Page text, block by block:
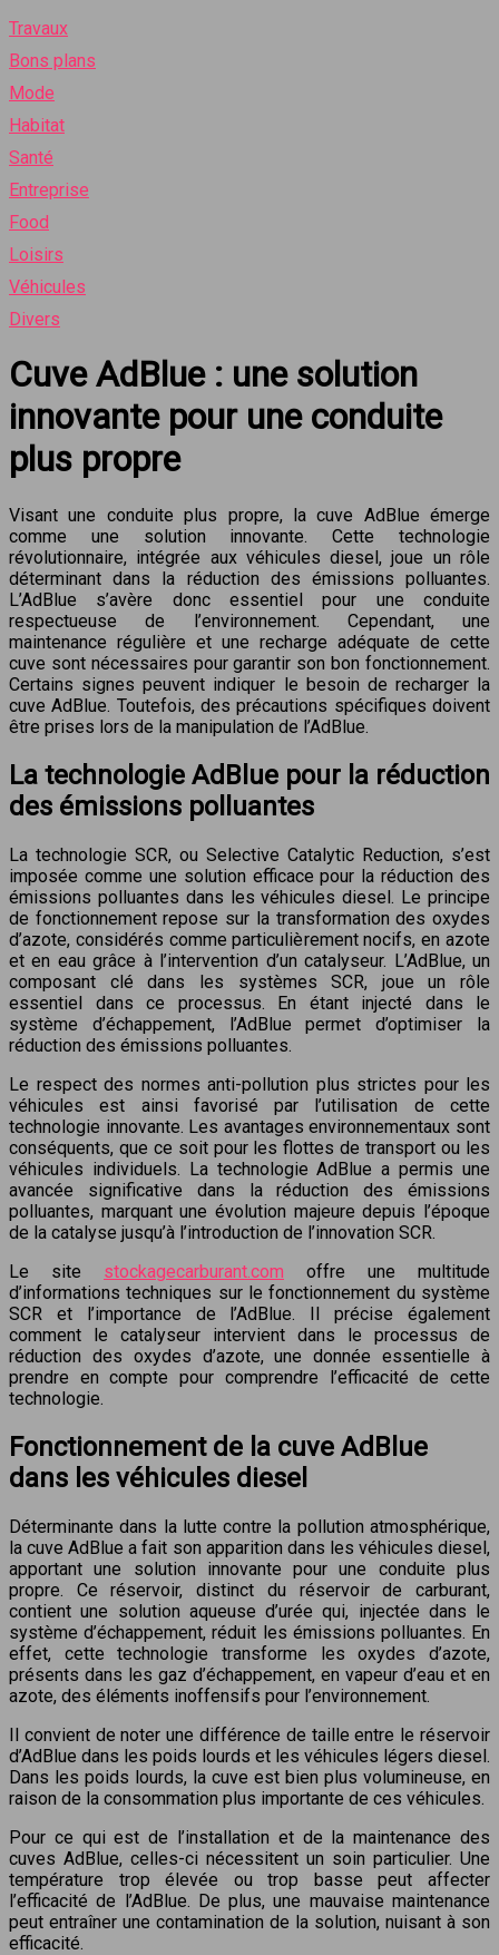
Travaux
Bons plans
Mode
Habitat
Santé
Entreprise
Food
Loisirs
Véhicules
Divers
Cuve AdBlue : une solution
innovante pour une conduite
plus propre
Visant une conduite plus propre, la cuve AdBlue émerge
comme une solution innovante. Cette technologie
révolutionnaire, intégrée aux véhicules diesel, joue un rôle
déterminant dans la réduction des émissions polluantes.
L’AdBlue s’avère donc essentiel pour une conduite
respectueuse de l’environnement. Cependant, une
maintenance régulière et une recharge adéquate de cette
cuve sont nécessaires pour garantir son bon fonctionnement.
Certains signes peuvent indiquer le besoin de recharger la
cuve AdBlue. Toutefois, des précautions spécifiques doivent
être prises lors de la manipulation de l’AdBlue.
La technologie AdBlue pour la réduction
des émissions polluantes
La technologie SCR, ou Selective Catalytic Reduction, s’est
imposée comme une solution efficace pour la réduction des
émissions polluantes dans les véhicules diesel. Le principe
de fonctionnement repose sur la transformation des oxydes
d’azote, considérés comme particulièrement nocifs, en azote
et en eau grâce à l’intervention d’un catalyseur. L’AdBlue, un
composant clé dans les systèmes SCR, joue un rôle
essentiel dans ce processus. En étant injecté dans le
système d’échappement, l’AdBlue permet d’optimiser la
réduction des émissions polluantes.
Le respect des normes anti-pollution plus strictes pour les
véhicules est ainsi favorisé par l’utilisation de cette
technologie innovante. Les avantages environnementaux sont
conséquents, que ce soit pour les flottes de transport ou les
véhicules individuels. La technologie AdBlue a permis une
avancée significative dans la réduction des émissions
polluantes, marquant une évolution majeure depuis l’époque
de la catalyse jusqu’à l’introduction de l’innovation SCR.
Le site stockagecarburant.com offre une multitude
d’informations techniques sur le fonctionnement du système
SCR et l’importance de l’AdBlue. Il précise également
comment le catalyseur intervient dans le processus de
réduction des oxydes d’azote, une donnée essentielle à
prendre en compte pour comprendre l’efficacité de cette
technologie.
Fonctionnement de la cuve AdBlue
dans les véhicules diesel
Déterminante dans la lutte contre la pollution atmosphérique,
la cuve AdBlue a fait son apparition dans les véhicules diesel,
apportant une solution innovante pour une conduite plus
propre. Ce réservoir, distinct du réservoir de carburant,
contient une solution aqueuse d’urée qui, injectée dans le
système d’échappement, réduit les émissions polluantes. En
effet, cette technologie transforme les oxydes d’azote,
présents dans les gaz d’échappement, en vapeur d’eau et en
azote, des éléments inoffensifs pour l’environnement.
Il convient de noter une différence de taille entre le réservoir
d’AdBlue dans les poids lourds et les véhicules légers diesel.
Dans les poids lourds, la cuve est bien plus volumineuse, en
raison de la consommation plus importante de ces véhicules.
Pour ce qui est de l’installation et de la maintenance des
cuves AdBlue, celles-ci nécessitent un soin particulier. Une
température trop élevée ou trop basse peut affecter
l’efficacité de l’AdBlue. De plus, une mauvaise maintenance
peut entraîner une contamination de la solution, nuisant à son
efficacité.